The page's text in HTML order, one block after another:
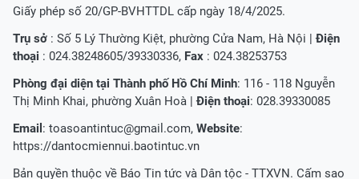
Giấy phép số 20/GP-BVHTTDL cấp ngày 18/4/2025.
Trụ sở : Số 5 Lý Thường Kiệt, phường Cửa Nam, Hà Nội |Điện
thoại : 024.38248605/39330336, Fax : 024.38253753
Phòng đại diện tại Thành phố Hồ Chí Minh: 116 - 118 Nguyễn
Thị Minh Khai, phường Xuân Hoà |Điện thoại: 028.39330085
Email : toasoantintuc@gmail.com, Website:
https://dantocmiennui.baotintuc.vn
Bản quyền thuộc về Báo Tin tức và Dân tộc - TTXVN. Cấm sao